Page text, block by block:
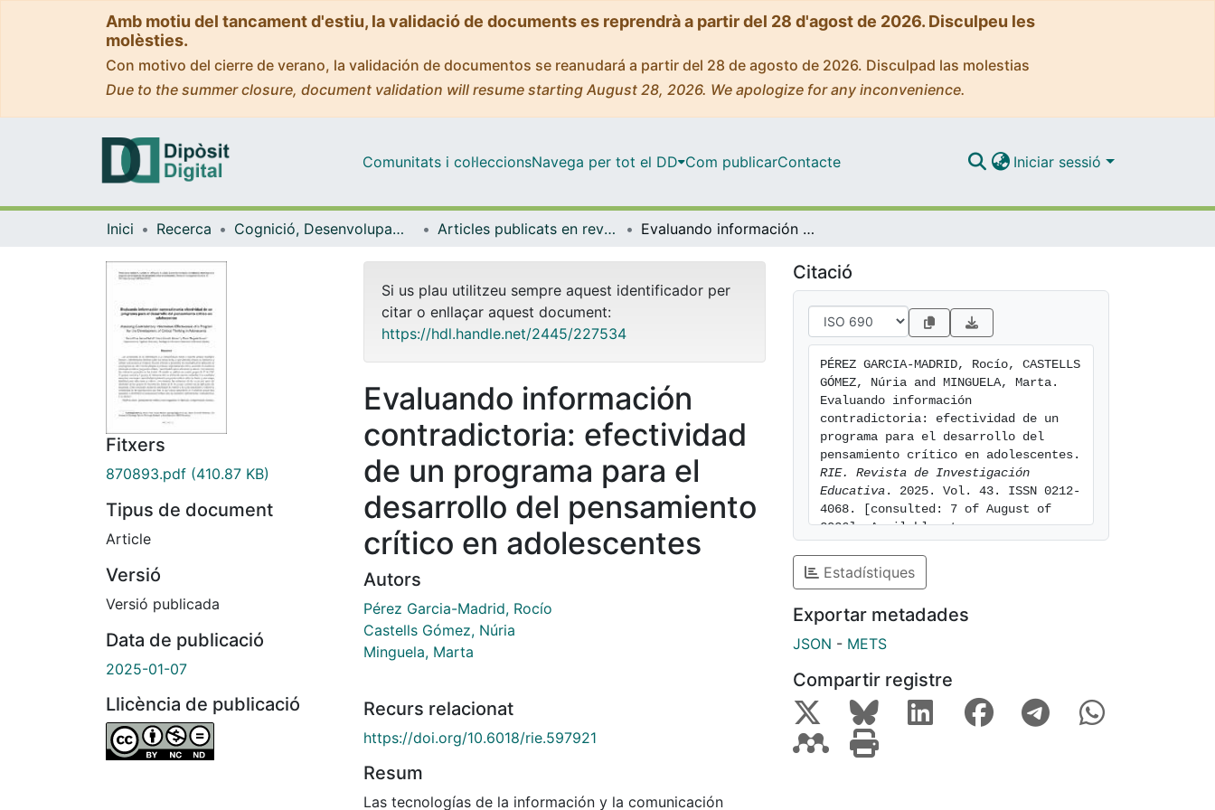
Amb motiu del tancament d'estiu, la validació de documents es reprendrà a partir del 28 d'agost de 2026. Disculpeu les
molèsties.
Con motivo del cierre de verano, la validación de documentos se reanudará a partir del 28 de agosto de 2026. Disculpad las molestias
Due to the summer closure, document validation will resume starting August 28, 2026. We apologize for any inconvenience.
Comunitats i col·leccionsNavega per tot el DD Com publicarContacte Iniciar sessió
Inici Recerca Cognició, Desenvolupament i Psicologia de l'Educació Articles publicats en revistes (Cognició, Desenvolupament i Psicologia de l'Educació) Evaluando información contradictoria: efectividad de un programa para el desarrollo del pensamiento crítico en adolescentes
Fitxers
870893.pdf (410.87 KB)
Tipus de document
Article
Versió
Versió publicada
Data de publicació
2025-01-07
Llicència de publicació
Si us plau utilitzeu sempre aquest identificador per
citar o enllaçar aquest document:
https://hdl.handle.net/2445/227534
Evaluando información
contradictoria: efectividad
de un programa para el
desarrollo del pensamiento
crítico en adolescentes
Autors
Pérez Garcia-Madrid, Rocío
Castells Gómez, Núria
Minguela, Marta
Recurs relacionat
https://doi.org/10.6018/rie.597921
Resum
Las tecnologías de la información y la comunicación
Citació
PÉREZ GARCIA-MADRID, Rocío, CASTELLS
GÓMEZ, Núria and MINGUELA, Marta.
Evaluando información
contradictoria: efectividad de un
programa para el desarrollo del
RIE. Revista de Investigación
Educativa . 2025. Vol. 43. ISSN 0212-
4068. [consulted: 7 of August of
2026]. Available at:
Estadístiques
Exportar metadades
JSON - METS
Compartir registre